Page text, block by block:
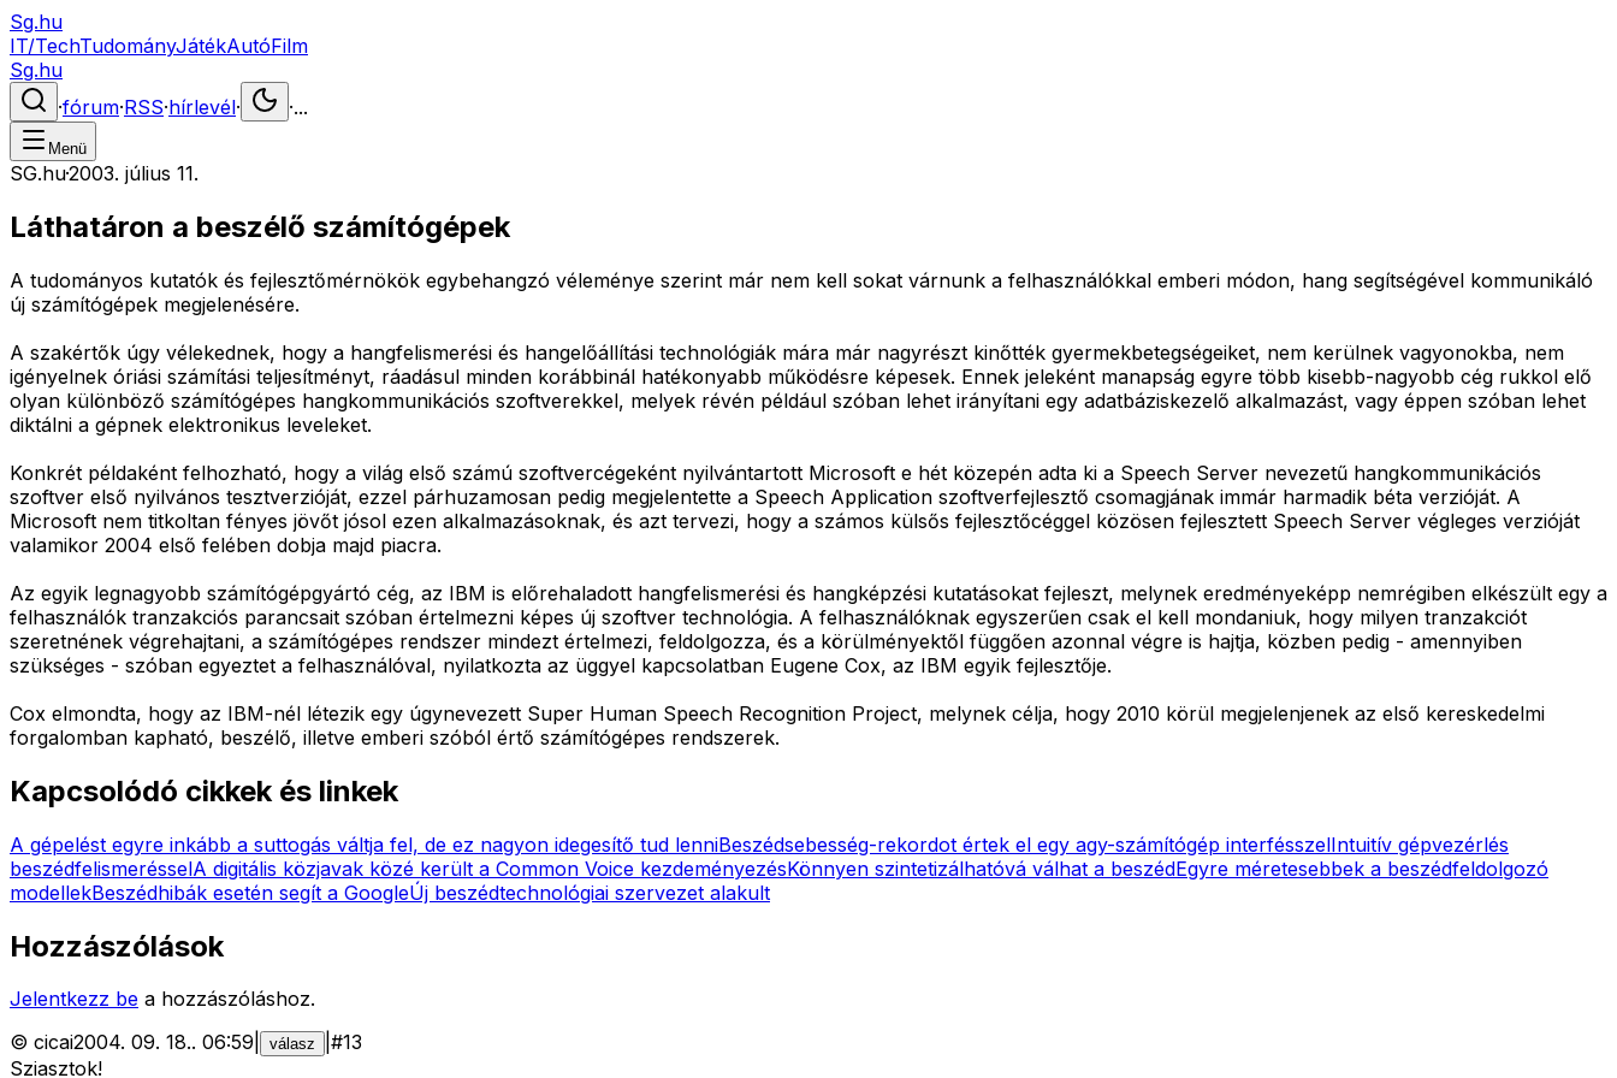
Sg.hu
IT/TechTudományJátékAutóFilm
Sg.hu
·fórum·RSS·hírlevél· ·...
Menü
SG.hu·2003. július 11.
Láthatáron a beszélő számítógépek
A tudományos kutatók és fejlesztőmérnökök egybehangzó véleménye szerint már nem kell sokat várnunk a felhasználókkal emberi módon, hang segítségével kommunikáló
új számítógépek megjelenésére.
A szakértők úgy vélekednek, hogy a hangfelismerési és hangelőállítási technológiák mára már nagyrészt kinőtték gyermekbetegségeiket, nem kerülnek vagyonokba, nem
igényelnek óriási számítási teljesítményt, ráadásul minden korábbinál hatékonyabb működésre képesek. Ennek jeleként manapság egyre több kisebb-nagyobb cég rukkol elő
olyan különböző számítógépes hangkommunikációs szoftverekkel, melyek révén például szóban lehet irányítani egy adatbáziskezelő alkalmazást, vagy éppen szóban lehet
diktálni a gépnek elektronikus leveleket.
Konkrét példaként felhozható, hogy a világ első számú szoftvercégeként nyilvántartott Microsoft e hét közepén adta ki a Speech Server nevezetű hangkommunikációs
szoftver első nyilvános tesztverzióját, ezzel párhuzamosan pedig megjelentette a Speech Application szoftverfejlesztő csomagjának immár harmadik béta verzióját. A
Microsoft nem titkoltan fényes jövőt jósol ezen alkalmazásoknak, és azt tervezi, hogy a számos külsős fejlesztőcéggel közösen fejlesztett Speech Server végleges verzióját
valamikor 2004 első felében dobja majd piacra.
Az egyik legnagyobb számítógépgyártó cég, az IBM is előrehaladott hangfelismerési és hangképzési kutatásokat fejleszt, melynek eredményeképp nemrégiben elkészült egy a
felhasználók tranzakciós parancsait szóban értelmezni képes új szoftver technológia. A felhasználóknak egyszerűen csak el kell mondaniuk, hogy milyen tranzakciót
szeretnének végrehajtani, a számítógépes rendszer mindezt értelmezi, feldolgozza, és a körülményektől függően azonnal végre is hajtja, közben pedig - amennyiben
szükséges - szóban egyeztet a felhasználóval, nyilatkozta az üggyel kapcsolatban Eugene Cox, az IBM egyik fejlesztője.
Cox elmondta, hogy az IBM-nél létezik egy úgynevezett Super Human Speech Recognition Project, melynek célja, hogy 2010 körül megjelenjenek az első kereskedelmi
forgalomban kapható, beszélő, illetve emberi szóból értő számítógépes rendszerek.
Kapcsolódó cikkek és linkek
A gépelést egyre inkább a suttogás váltja fel, de ez nagyon idegesítő tud lenniBeszédsebesség-rekordot értek el egy agy-számítógép interfésszelIntuitív gépvezérlés
beszédfelismerésselA digitális közjavak közé került a Common Voice kezdeményezésKönnyen szintetizálhatóvá válhat a beszédEgyre méretesebbek a beszédfeldolgozó
modellekBeszédhibák esetén segít a GoogleÚj beszédtechnológiai szervezet alakult
Hozzászólások
Jelentkezz be a hozzászóláshoz.
© cicai2004. 09. 18.. 06:59 válasz #13
Sziasztok!